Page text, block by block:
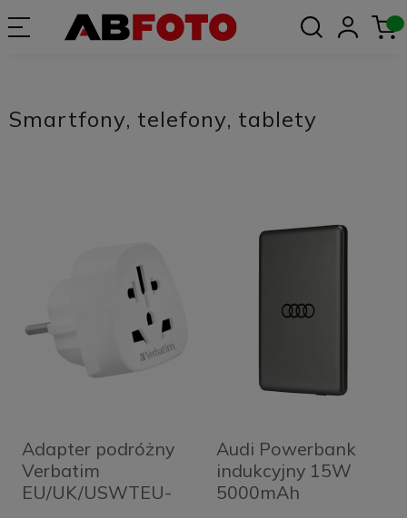
Smartfony, telefony, tablety
Adapter podróżny
Verbatim
EU/UK/USWTEU-
Audi Powerbank
indukcyjny 15W
5000mAh